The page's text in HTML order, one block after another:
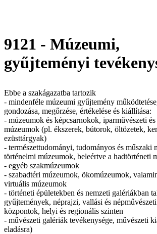
9121 - Múzeumi,
gyűjteményi
Ebbe a szakágazatba tartozik
- mindenféle múzeumi gyűjtemény
gondozása, megőrzése, értékelése és kiállítása:
- múzeumok és képcsarnokok, iparművészeti
múzeumok (pl. ékszerek, bútorok, öltözetek,
ezüsttárgyak)
- természettudományi, tudományos és műszaki
történelmi múzeumok, beleértve a hadtörténeti
- egyéb szakmúzeumok
- szabadtéri múzeumok, ökomúzeumok,
virtuális múzeumok
- történeti épületekben és nemzeti galériákban
gyűjtemények, néprajzi, vallási és
központok, helyi és regionális szinten
- művészeti galériák tevékenysége, művészeti
eladásra)